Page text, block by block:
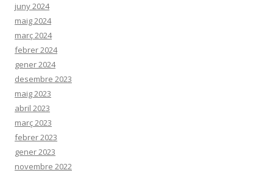
juny 2024
maig 2024
març 2024
febrer 2024
gener 2024
desembre 2023
maig 2023
abril 2023
març 2023
febrer 2023
gener 2023
novembre 2022